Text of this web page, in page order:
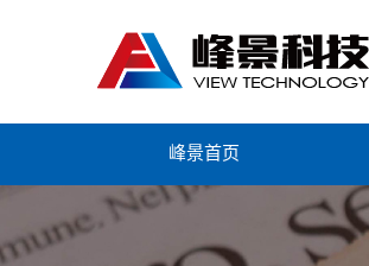
峰景首页